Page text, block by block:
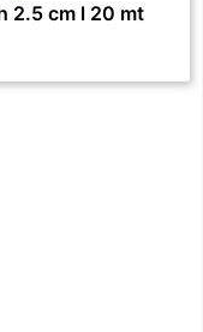
2.5 cm l 20 mt